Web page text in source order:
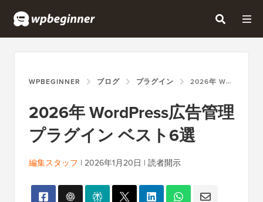
WPBEGINNER ブログ プラグイン 2026年 WORDPRESS広告管理プラグイン ベスト6選
2026年 WordPress広告管理
プラグイン ベスト6選
編集スタッフ | 2026年1月20日 | 読者開示